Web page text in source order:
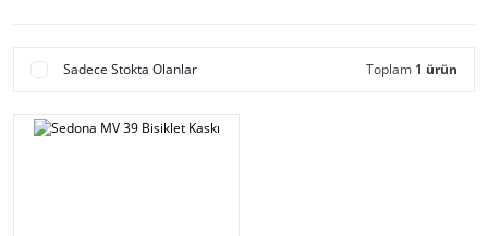
Sadece Stokta Olanlar Toplam 1 ürün